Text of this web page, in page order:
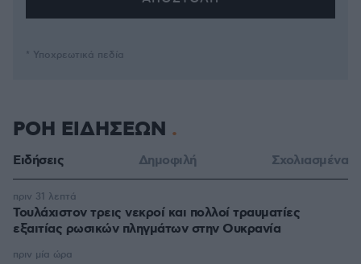
* Υποχρεωτικά πεδία
ΡΟΗ ΕΙΔΗΣΕΩΝ
Ειδήσεις Δημοφιλή Σχολιασμένα
Τουλάχιστον τρεις νεκροί και πολλοί τραυματίες
εξαιτίας ρωσικών πληγμάτων στην Ουκρανία
πριν 31 λεπτά
πριν μία ώρα